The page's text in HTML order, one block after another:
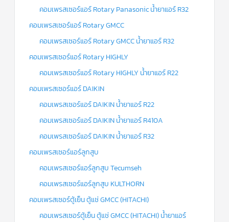
คอมเพรสเซอร์แอร์ Rotary Panasonic น้ำยาแอร์ R32
คอมเพรสเซอร์แอร์ Rotary GMCC
คอมเพรสเซอร์แอร์ Rotary GMCC น้ำยาแอร์ R32
คอมเพรสเซอร์แอร์ Rotary HIGHLY
คอมเพรสเซอร์แอร์ Rotary HIGHLY น้ำยาแอร์ R22
คอมเพรสเซอร์แอร์ DAIKIN
คอมเพรสเซอร์แอร์ DAIKIN น้ำยาแอร์ R22
คอมเพรสเซอร์แอร์ DAIKIN น้ำยาแอร์ R410A
คอมเพรสเซอร์แอร์ DAIKIN น้ำยาแอร์ R32
คอมเพรสเซอร์แอร์ลูกสูบ
คอมเพรสเซอร์แอร์ลูกสูบ Tecumseh
คอมเพรสเซอร์แอร์ลูกสูบ KULTHORN
คอมเพรสเซอร์ตู้เย็น ตู้แช่ GMCC (HITACHI)
คอมเพรสเซอร์ตู้เย็น ตู้แช่ GMCC (HITACHI) น้ำยาแอร์